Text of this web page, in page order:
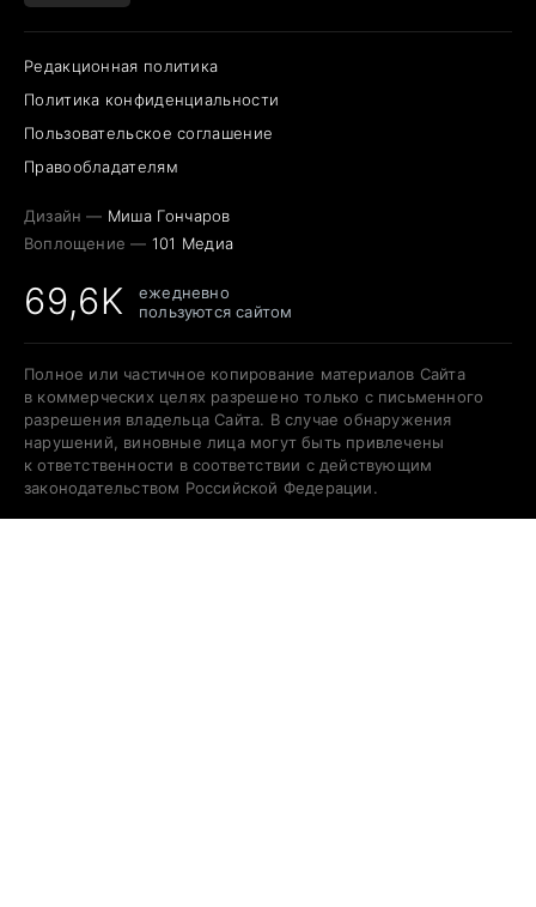
Редакционная политика
Политика конфиденциальности
Пользовательское соглашение
Правообладателям
Дизайн — Миша Гончаров
Воплощение — 101 Медиа
69,6K
ежедневно
пользуются сайтом
Полное или частичное копирование материалов Сайта
в коммерческих целях разрешено только с письменного
разрешения владельца Сайта. В случае обнаружения
нарушений, виновные лица могут быть привлечены
к ответственности в соответствии с действующим
законодательством Российской Федерации.